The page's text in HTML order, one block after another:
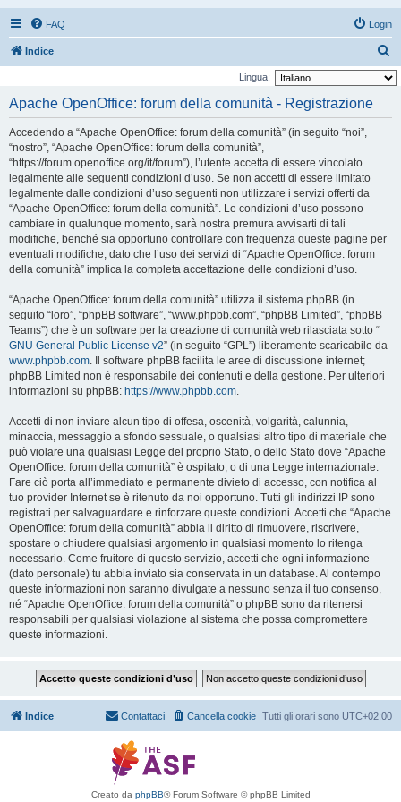
FAQ Login
Indice
e
Lingua:
Apache OpenOffice: forum della comunità - Registrazione
Accedendo a “Apache OpenOffice: forum della comunità” (in seguito “noi”,
“nostro”, “Apache OpenOffice: forum della comunità”,
“https://forum.openoffice.org/it/forum”), l’utente accetta di essere vincolato
legalmente alle seguenti condizioni d’uso. Se non accetti di essere limitato
legalmente dalle condizioni d’uso seguenti non utilizzare i servizi offerti da
“Apache OpenOffice: forum della comunità”. Le condizioni d’uso possono
cambiare in qualunque momento, sarà nostra premura avvisarti di tali
modifiche, benché sia opportuno controllare con frequenza queste pagine per
eventuali modifiche, dato che l’uso dei servizi di “Apache OpenOffice: forum
della comunità” implica la completa accettazione delle condizioni d’uso.
“Apache OpenOffice: forum della comunità” utilizza il sistema phpBB (in
seguito “loro”, “phpBB software”, “www.phpbb.com”, “phpBB Limited”, “phpBB
Teams”) che è un software per la creazione di comunità web rilasciata sotto “
GNU General Public License v2” (in seguito “GPL”) liberamente scaricabile da
www.phpbb.com. Il software phpBB facilita le aree di discussione internet;
phpBB Limited non è responsabile dei contenuti e della gestione. Per ulteriori
informazioni su phpBB: https://www.phpbb.com.
Accetti di non inviare alcun tipo di offesa, oscenità, volgarità, calunnia,
minaccia, messaggio a sfondo sessuale, o qualsiasi altro tipo di materiale che
può violare una qualsiasi Legge del proprio Stato, o dello Stato dove “Apache
OpenOffice: forum della comunità” è ospitato, o di una Legge internazionale.
Fare ciò porta all’immediato e permanente divieto di accesso, con notifica al
tuo provider Internet se è ritenuto da noi opportuno. Tutti gli indirizzi IP sono
registrati per salvaguardare e rinforzare queste condizioni. Accetti che “Apache
OpenOffice: forum della comunità” abbia il diritto di rimuovere, riscrivere,
spostare o chiudere qualsiasi argomento in qualsiasi momento lo ritenga
necessario. Come fruitore di questo servizio, accetti che ogni informazione
(dato personale) tu abbia inviato sia conservata in un database. Al contempo
queste informazioni non saranno divulgate a nessuno senza il tuo consenso,
né “Apache OpenOffice: forum della comunità” o phpBB sono da ritenersi
responsabili per qualsiasi violazione al sistema che possa compromettere
queste informazioni.
Indice Tutti gli orari sono UTC+02:00
Cancella cookie
Contattaci
Creato da phpBB® Forum Software © phpBB Limited